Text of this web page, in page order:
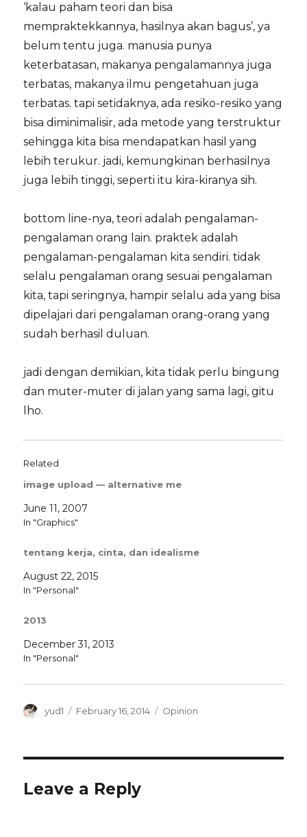
‘kalau paham teori dan bisa
mempraktekkannya, hasilnya akan bagus’, ya
belum tentu juga. manusia punya
keterbatasan, makanya pengalamannya juga
terbatas, makanya ilmu pengetahuan juga
terbatas. tapi setidaknya, ada resiko-resiko yang
bisa diminimalisir, ada metode yang terstruktur
sehingga kita bisa mendapatkan hasil yang
lebih terukur. jadi, kemungkinan berhasilnya
juga lebih tinggi, seperti itu kira-kiranya sih.
bottom line-nya, teori adalah pengalaman-
pengalaman orang lain. praktek adalah
pengalaman-pengalaman kita sendiri. tidak
selalu pengalaman orang sesuai pengalaman
kita, tapi seringnya, hampir selalu ada yang bisa
dipelajari dari pengalaman orang-orang yang
sudah berhasil duluan.
jadi dengan demikian, kita tidak perlu bingung
dan muter-muter di jalan yang sama lagi, gitu
lho.
Related
image upload — alternative me
June 11, 2007
In "Graphics"
tentang kerja, cinta, dan idealisme
August 22, 2015
In "Personal"
2013
December 31, 2013
In "Personal"
Author
yud1
Posted
February 16, 2014 Categories
Opinion
Leave a Reply